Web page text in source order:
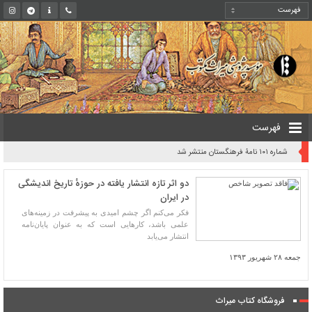
فهرست
شماره ۱۰۱ نامۀ فرهنگستان منتشر شد
دو اثر تازه انتشار یافته در حوزهٔ تاریخ اندیشگی
در ایران
فکر می‌کنم اگر چشم امیدی به پیشرفت در زمینه‌های
علمی باشد، کارهایی است که به عنوان پایان‌نامه
انتشار می‌یابد
جمعه ۲۸ شهریور ۱۳۹۳
فروشگاه کتاب میراث